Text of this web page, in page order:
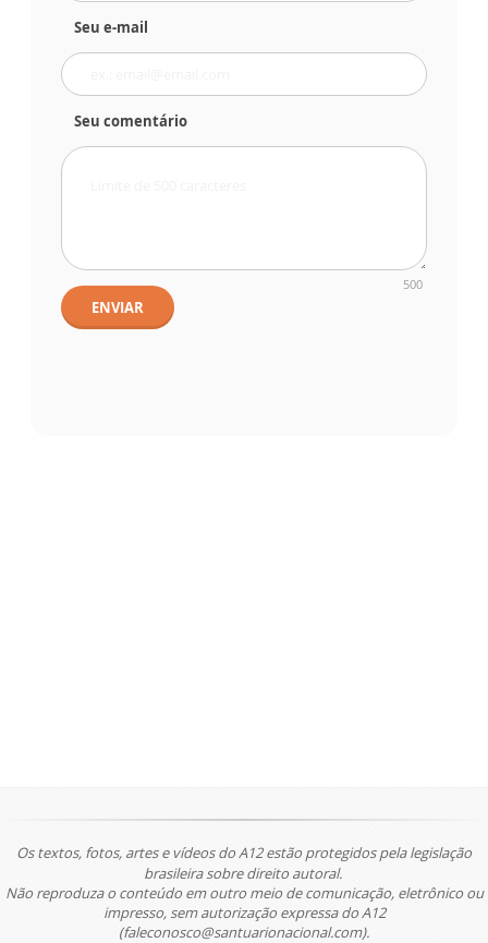
Seu e-mail
Seu comentário
500
ENVIAR
Os textos, fotos, artes e vídeos do A12 estão protegidos pela legislação
brasileira sobre direito autoral.
Não reproduza o conteúdo em outro meio de comunicação, eletrônico ou
impresso, sem autorização expressa do A12
(faleconosco@santuarionacional.com).